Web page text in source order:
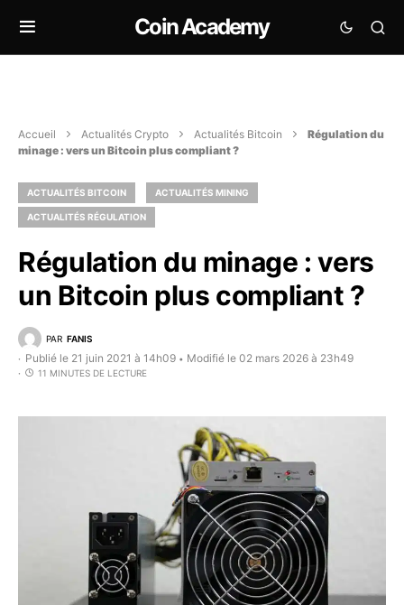
Coin Academy
Accueil Actualités Crypto Actualités Bitcoin
Régulation du
minage : vers un Bitcoin plus compliant ?
ACTUALITÉS BITCOIN ACTUALITÉS MINING
ACTUALITÉS RÉGULATION
Régulation du minage : vers
un Bitcoin plus compliant ?
PAR FANIS
Publié le 21 juin 2021 à 14h09 • Modifié le 02 mars 2026 à 23h49
11 MINUTES DE LECTURE